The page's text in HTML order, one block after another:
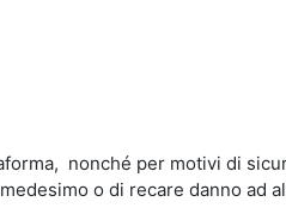
nonché per motivi di
o di recare danno ad